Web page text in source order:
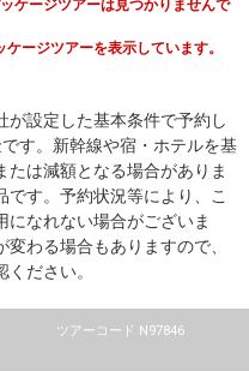
ケージツアーは見つかりませんで
ージツアーを表示しています。
が設定した基本条件で予約し
す。新幹線や宿・ホテルを基
は減額となる場合がありま
す。予約状況等により、こ
なれない場合がございま
わる場合もありますので、
ださい。
ツアーコード N97846